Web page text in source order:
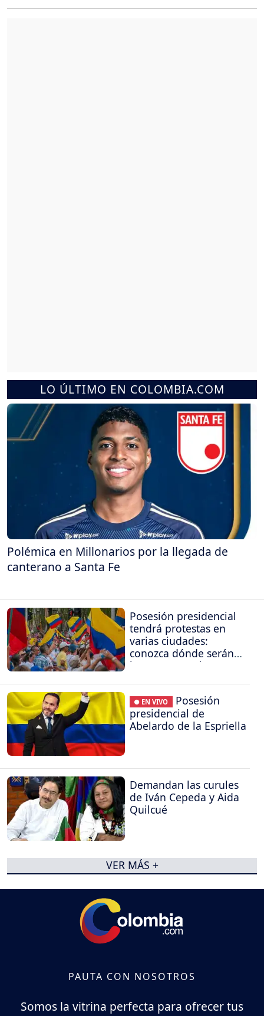
LO ÚLTIMO EN COLOMBIA.COM
Polémica en Millonarios por la llegada de
canterano a Santa Fe
Posesión presidencial
tendrá protestas en
varias ciudades:
conozca dónde serán
las concentraciones
● EN VIVO
Posesión
presidencial de
Abelardo de la Espriella
Demandan las curules
de Iván Cepeda y Aida
Quilcué
VER MÁS +
PAUTA CON NOSOTROS
Somos la vitrina perfecta para ofrecer tus